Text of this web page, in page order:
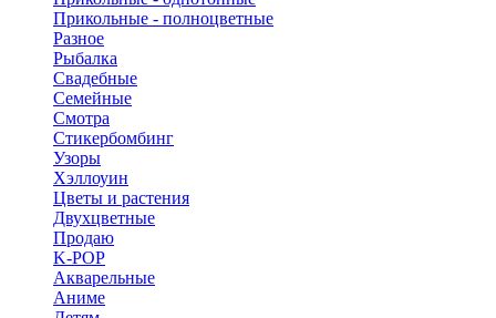
Прикольные - полноцветные
Разное
Рыбалка
Свадебные
Семейные
Смотра
Стикербомбинг
Узоры
Хэллоуин
Цветы и растения
Двухцветные
Продаю
K-POP
Акварельные
Аниме